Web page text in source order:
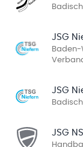
JSG
JSG
JSG